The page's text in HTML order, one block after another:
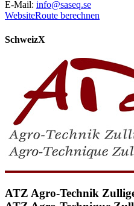
E-Mail: info@saseq.se
WebsiteRoute berechnen
SchweizX
ATZ Agro-Technik